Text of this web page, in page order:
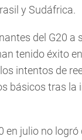
y Sudáfrica.
del G20 a
tenido éxito
intentos de
básicos tras la
en julio no